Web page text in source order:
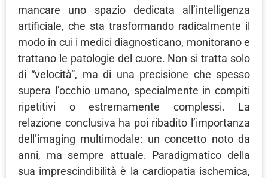
mancare uno spazio dedicata all’intelligenza
artificiale, che sta trasformando radicalmente il
modo in cui i medici diagnosticano, monitorano e
trattano le patologie del cuore. Non si tratta solo
di “velocità”, ma di una precisione che spesso
supera l’occhio umano, specialmente in compiti
ripetitivi o estremamente complessi. La
relazione conclusiva ha poi ribadito l’importanza
dell’imaging multimodale: un concetto noto da
anni, ma sempre attuale. Paradigmatico della
sua imprescindibilità è la cardiopatia ischemica,